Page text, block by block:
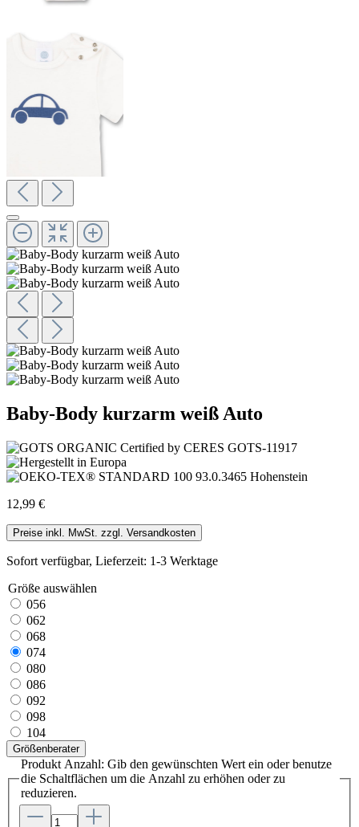
Baby-Body kurzarm weiß Auto
12,99 €
Preise inkl. MwSt. zzgl. Versandkosten
Sofort verfügbar, Lieferzeit: 1-3 Werktage
Größe auswählen
056
062
068
074
080
086
092
098
104
Größenberater
Produkt Anzahl: Gib den gewünschten Wert ein oder benutze
die Schaltflächen um die Anzahl zu erhöhen oder zu
reduzieren.